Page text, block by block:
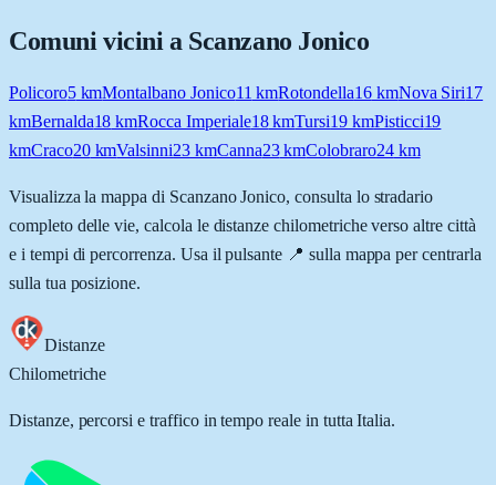
Comuni vicini a Scanzano Jonico
Policoro5kmMontalbano Jonico11 kmRotondella16kmNova Siri17
kmBernalda18 kmRocca Imperiale18kmTursi19 kmPisticci19
kmCraco20kmValsinni23kmCanna23kmColobraro24km
Visualizza la mappa di Scanzano Jonico, consulta lo stradario
completo delle vie, calcola le distanze chilometriche verso altre città
e i tempi di percorrenza. Usa il pulsante 📍 sulla mappa per centrarla
sulla tua posizione.
Distanze
Chilometriche
Distanze, percorsi e traffico in tempo reale in tutta Italia.